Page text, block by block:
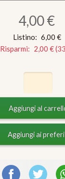
4,00 €
Listino: 6,00 €
Risparmi: 2,00 €(33
FacebookX (Twitter)